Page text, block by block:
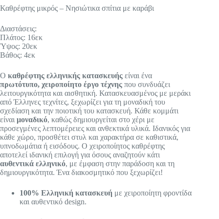
Καθρέφτης μικρός – Νησιώτικα σπίτια με καράβι
Διαστάσεις:
Πλάτος: 16εκ
Ύψος: 20εκ
Βάθος: 4εκ
Ο καθρέφτης ελληνικής κατασκευής είναι ένα
πρωτότυπο, χειροποίητο έργο τέχνης που συνδυάζει
λειτουργικότητα και αισθητική. Κατασκευασμένος με μεράκι
από Έλληνες τεχνίτες, ξεχωρίζει για τη μοναδική του
σχεδίαση και την ποιοτική του κατασκευή. Κάθε κομμάτι
είναι μοναδικό, καθώς δημιουργείται στο χέρι με
προσεγμένες λεπτομέρειες και ανθεκτικά υλικά. Ιδανικός για
κάθε χώρο, προσθέτει στυλ και χαρακτήρα σε καθιστικά,
υπνοδωμάτια ή εισόδους. Ο χειροποίητος καθρέφτης
αποτελεί ιδανική επιλογή για όσους αναζητούν κάτι
αυθεντικά ελληνικό, με έμφαση στην παράδοση και τη
δημιουργικότητα. Ένα διακοσμητικό που ξεχωρίζει!
100% Ελληνική κατασκευή με χειροποίητη φροντίδα
και αυθεντικό design.